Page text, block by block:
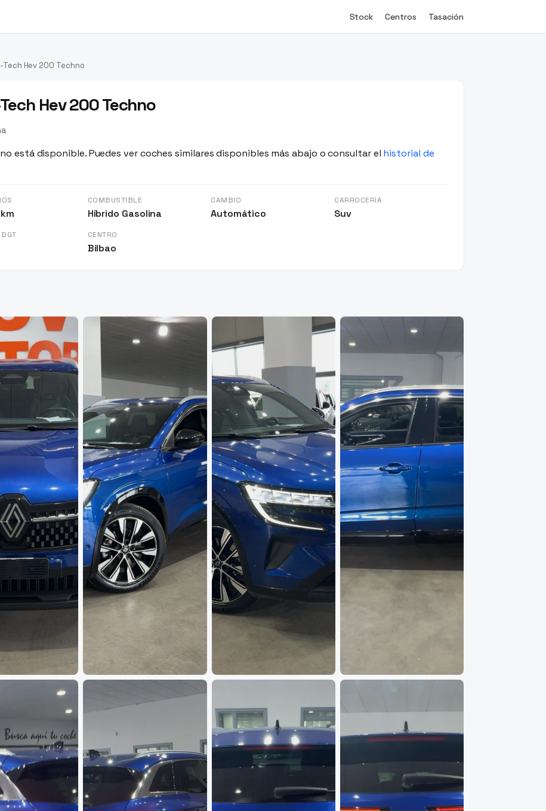
Stock Centros Tasación
Tech Hev 200 Techno
Hev 200 Techno
está disponible. Puedes ver coches similares disponibles más abajo o consultar el historial de
COMBUSTIBLE
Híbrido Gasolina
CAMBIO
Automático
CARROCERÍA
Suv
CENTRO
Bilbao